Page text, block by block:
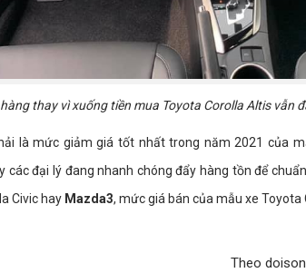
thay vì xuống tiền mua Toyota Corolla Altis vẫn
là mức giảm giá tốt nhất trong năm 2021 của
các đại lý đang nhanh chóng đẩy hàng tồn để
Civic hay Mazda3, mức giá bán của mẫu xe
Theo